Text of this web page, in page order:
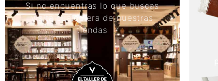
Si no encuentras lo que buscas
visita cualquiera de nuestras
tiendas